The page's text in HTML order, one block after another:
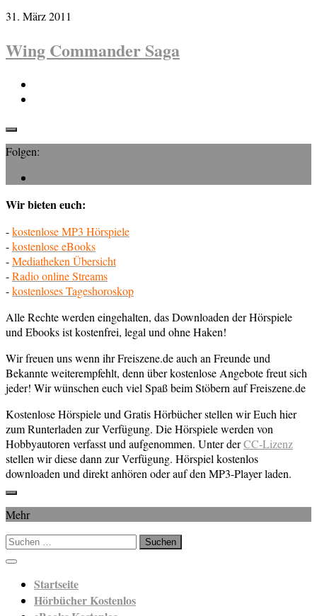
31. März 2011
Wing Commander Saga
Folgen:
Wir bieten euch:
-kostenlose MP3 Hörspiele
-kostenlose eBooks
-Mediatheken Übersicht
-Radio online Streams
-kostenloses Tageshoroskop
Alle Rechte werden eingehalten, das Downloaden der Hörspiele
und Ebooks ist kostenfrei, legal und ohne Haken!
Wir freuen uns wenn ihr Freiszene.de auch an Freunde und
Bekannte weiterempfehlt, denn über kostenlose Angebote freut sich
jeder! Wir wünschen euch viel Spaß beim Stöbern auf Freiszene.de
Kostenlose Hörspiele und Gratis Hörbücher stellen wir Euch hier
zum Runterladen zur Verfügung. Die Hörspiele werden von
Hobbyautoren verfasst und aufgenommen. Unter derCC-Lizenz
stellen wir diese dann zur Verfügung. Hörspiel kostenlos
downloaden und direkt anhören oder auf den MP3-Player laden.
Mehr
Suchen
Startseite
Hörbücher Kostenlos